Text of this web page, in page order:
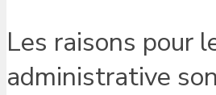
Les raisons pour
administrative